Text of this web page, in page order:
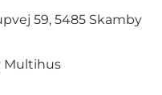
59, 5485 Skamby
Multihus